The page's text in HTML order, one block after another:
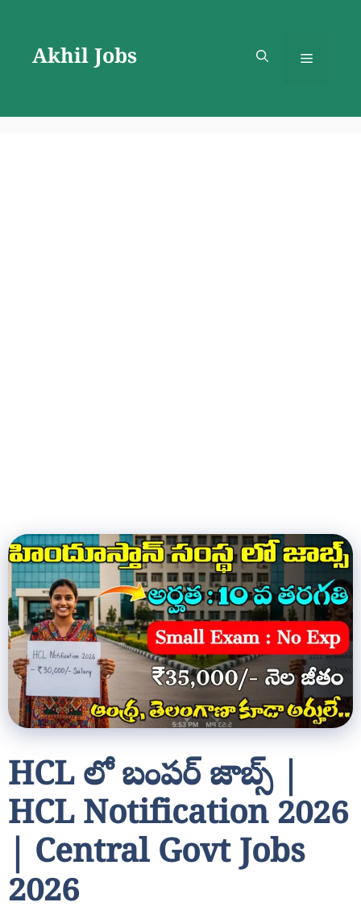
contentAkhil Jobs Menu
HCL లో బంపర్ జాబ్స్ |
HCL Notification 2026
| Central Govt Jobs
2026